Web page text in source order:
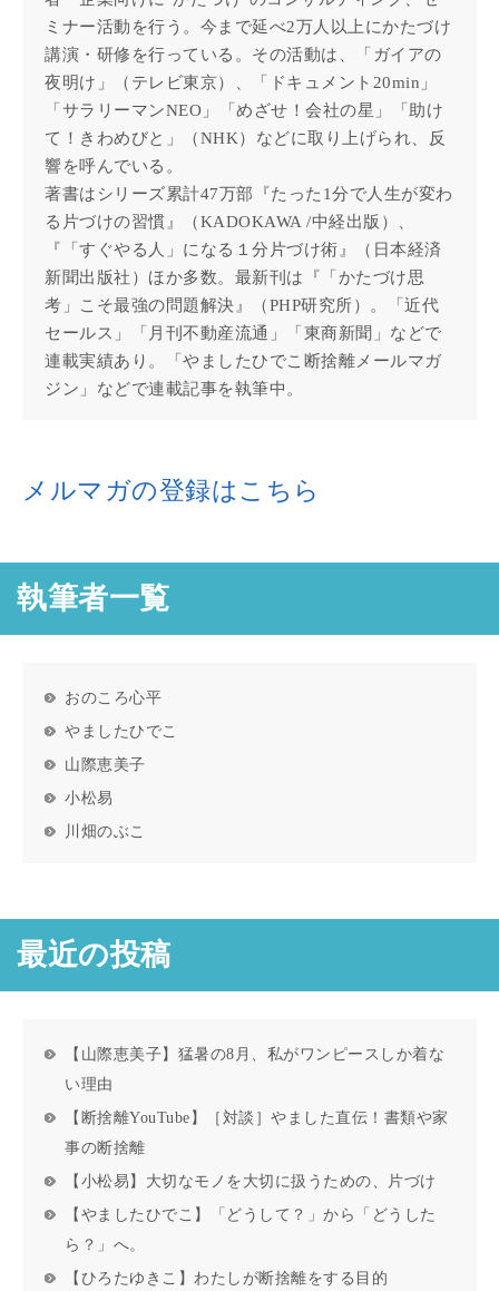
ミナー活動を行う。今まで延べ2万人以上にかたづけ
講演・研修を行っている。その活動は、「ガイアの
夜明け」（テレビ東京）、「ドキュメント20min」
「サラリーマンNEO」「めざせ！会社の星」「助け
て！きわめびと」（NHK）などに取り上げられ、反
響を呼んでいる。
著書はシリーズ累計47万部『たった1分で人生が変わ
る片づけの習慣』（KADOKAWA /中経出版）、
『「すぐやる人」になる１分片づけ術』（日本経済
新聞出版社）ほか多数。最新刊は『「かたづけ思
考」こそ最強の問題解決』（PHP研究所）。「近代
セールス」「月刊不動産流通」「東商新聞」などで
連載実績あり。「やましたひでこ断捨離メールマガ
ジン」などで連載記事を執筆中。
メルマガの登録はこちら
執筆者一覧
おのころ心平
やましたひでこ
山際恵美子
小松易
川畑のぶこ
最近の投稿
【山際恵美子】猛暑の8月、私がワンピースしか着な
い理由
【断捨離YouTube】［対談］やました直伝！書類や家
事の断捨離
【小松易】大切なモノを大切に扱うための、片づけ
【やましたひでこ】「どうして？」から「どうした
ら？」へ。
【ひろたゆきこ】わたしが断捨離をする目的